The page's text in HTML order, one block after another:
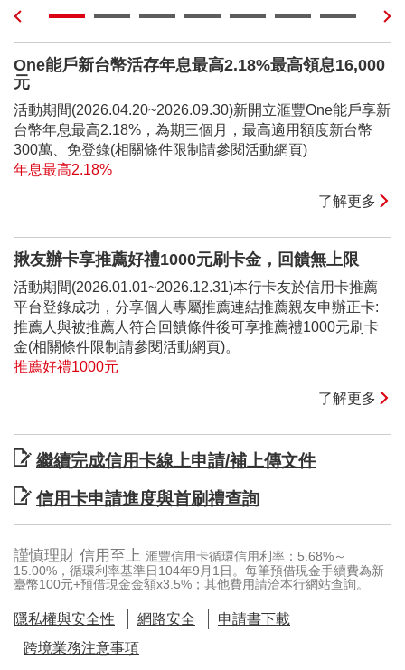
One能戶新台幣活存年息最高2.18%最高領息16,000
元
活動期間(2026.04.20~2026.09.30)新開立滙豐One能戶享新
台幣年息最高2.18%，為期三個月，最高適用額度新台幣
300萬、免登錄(相關條件限制請參閱活動網頁)
年息最高2.18%
了解更多
揪友辦卡享推薦好禮1000元刷卡金，回饋無上限
活動期間(2026.01.01~2026.12.31)本行卡友於信用卡推薦
平台登錄成功，分享個人專屬推薦連結推薦親友申辦正卡:
推薦人與被推薦人符合回饋條件後可享推薦禮1000元刷卡
金(相關條件限制請參閱活動網頁)。
推薦好禮1000元
了解更多
繼續完成信用卡線上申請/補上傳文件
信用卡申請進度與首刷禮查詢
謹慎理財 信用至上 滙豐信用卡循環信用利率：5.68%～
15.00%，循環利率基準日104年9月1日。每筆預借現金手續費為新
臺幣100元+預借現金金額x3.5%；其他費用請洽本行網站查詢。
隱私權與安全性 網路安全
申請書下載
跨境業務注意事項